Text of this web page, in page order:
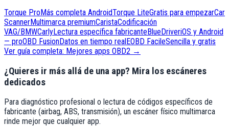
Torque ProMás completa AndroidTorque LiteGratis para empezarCar
ScannerMultimarca premiumCaristaCodificación
VAG/BMWCarlyLectura específica fabricanteBlueDriveriOS y Android
— proOBD FusionDatos en tiempo realEOBD FacileSencilla y gratis
Ver guía completa: Mejores apps OBD2 →
¿Quieres ir más allá de una app? Mira los escáneres
dedicados
Para diagnóstico profesional o lectura de códigos específicos de
fabricante (airbag, ABS, transmisión), un escáner físico multimarca
rinde mejor que cualquier app.